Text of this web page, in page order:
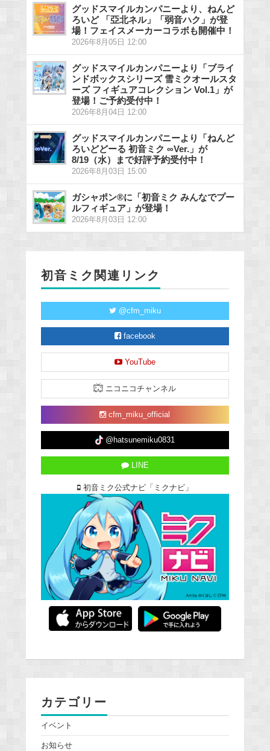
グッドスマイルカンパニーより、ねんど
ろいど 「亞北ネル」「弱音ハク」が登
場！フェイスメーカーコラボも開催中！
2026年8月05日 12:00
グッドスマイルカンパニーより「ブライ
ンドボックスシリーズ 雪ミクオールスタ
ーズ フィギュアコレクション Vol.1」が
登場！ご予約受付中！
2026年8月04日 12:00
グッドスマイルカンパニーより「ねんど
ろいどどーる 初音ミク ∞Ver.」が
8/19（水）まで好評予約受付中！
2026年8月03日 15:00
ガシャポン®に「初音ミク みんなでプー
ルフィギュア」が登場！
2026年8月03日 12:00
初音ミク関連リンク
@cfm_miku
facebook
YouTube
ニコニコチャンネル
cfm_miku_official
@hatsunemiku0831
LINE
初音ミク公式ナビ「ミクナビ」
カテゴリー
イベント
お知らせ